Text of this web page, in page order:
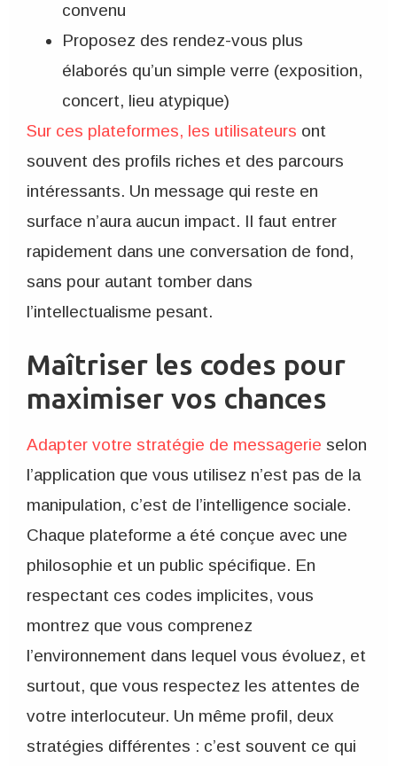
convenu
Proposez des rendez-vous plus
élaborés qu’un simple verre (exposition,
concert, lieu atypique)
Sur ces plateformes, les utilisateurs ont
souvent des profils riches et des parcours
intéressants. Un message qui reste en
surface n’aura aucun impact. Il faut entrer
rapidement dans une conversation de fond,
sans pour autant tomber dans
l’intellectualisme pesant.
Maîtriser les codes pour
maximiser vos chances
Adapter votre stratégie de messagerie selon
l’application que vous utilisez n’est pas de la
manipulation, c’est de l’intelligence sociale.
Chaque plateforme a été conçue avec une
philosophie et un public spécifique. En
respectant ces codes implicites, vous
montrez que vous comprenez
l’environnement dans lequel vous évoluez, et
surtout, que vous respectez les attentes de
votre interlocuteur. Un même profil, deux
stratégies différentes : c’est souvent ce qui